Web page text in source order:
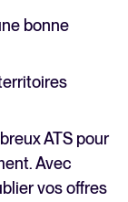
bonne
ATS pour
Avec
vos offres